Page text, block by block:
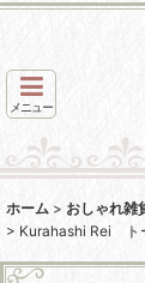
メニュー
ホーム > おしゃれ雑
> Kurahashi Rei ト